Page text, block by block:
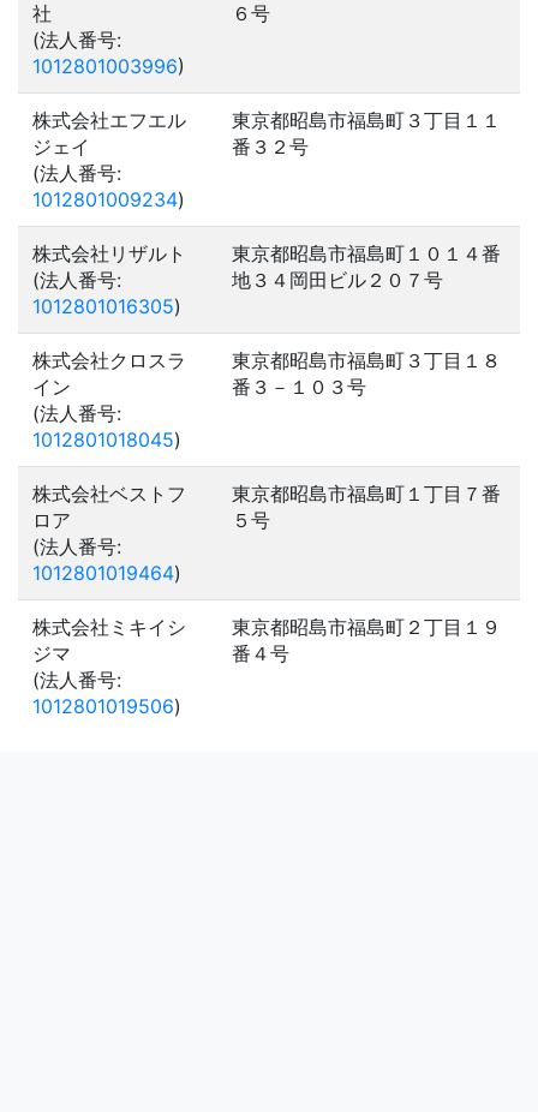
社
(法人番号:
1012801003996)
６号
株式会社エフエル
ジェイ
(法人番号:
1012801009234)
東京都昭島市福島町３丁目１１
番３２号
株式会社リザルト
(法人番号:
1012801016305)
東京都昭島市福島町１０１４番
地３４岡田ビル２０７号
株式会社クロスラ
イン
(法人番号:
1012801018045)
東京都昭島市福島町３丁目１８
番３－１０３号
株式会社ベストフ
ロア
(法人番号:
1012801019464)
東京都昭島市福島町１丁目７番
５号
株式会社ミキイシ
ジマ
(法人番号:
1012801019506)
東京都昭島市福島町２丁目１９
番４号